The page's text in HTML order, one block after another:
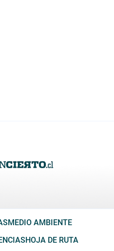
MEDIO AMBIENTE
HOJA DE RUTA